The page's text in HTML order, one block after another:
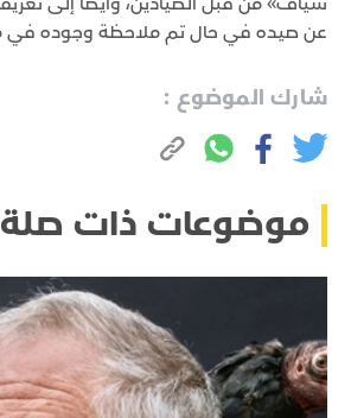
عن صيده في حال تم ملاحظة وجوده في
شارك الموضوع :
موضوعات ذات صلة